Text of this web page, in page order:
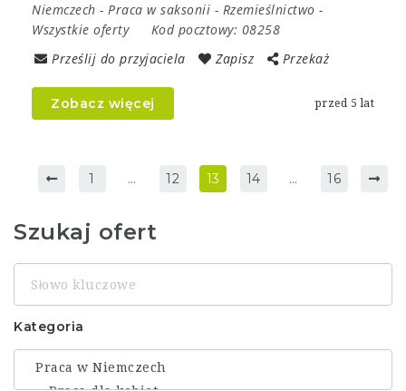
Niemczech - Praca w saksonii - Rzemieślnictwo -
Wszystkie oferty
Kod pocztowy: 08258
Prześlij do przyjaciela
Zapisz Przekaż
Zobacz więcej przed 5 lat
1 … 12 13 14 … 16
Szukaj ofert
Słowo
kluczowe
Kategoria